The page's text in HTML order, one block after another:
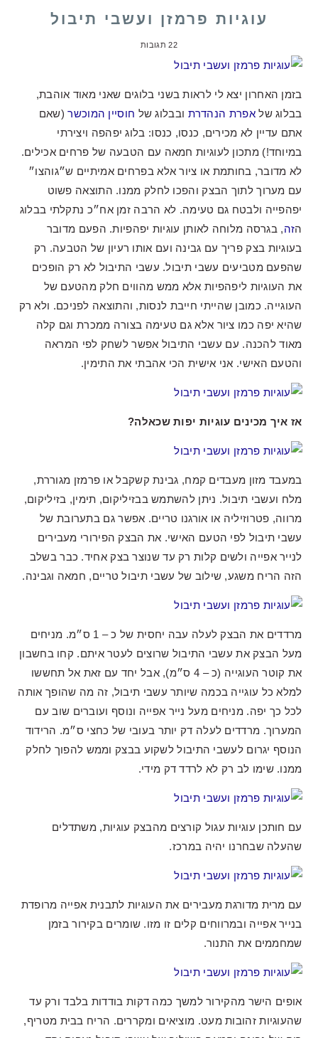
עוגיות פרמזן ועשבי תיבול
22 תגובות
בזמן האחרון יצא לי לראות בשני בלוגים שאני מאוד אוהבת,
בבלוג שלאפרת הנהדרת ובבלוג של חוסיין המוכשר(שאם
אתם עדיין לא מכירים, כנסו, כנסו: בלוג יפהפה ויצירתי
במיוחד!) מתכון לעוגיות חמאה עם הטבעה של פרחים אכילים.
לא מדובר, בחותמת או ציור אלא בפרחים אמיתיים ש״גוהצו״
עם מערוך לתוך הבצק והפכו לחלק ממנו. התוצאה פשוט
יפהפייה ולבטח גם טעימה. לא הרבה זמן אח״כ נתקלתי בבלוג
הזה, בגרסה מלוחה לאותן עוגיות יפהפיות. הפעם מדובר
בעוגיות בצק פריך עם גבינה ועם אותו רעיון של הטבעה. רק
שהפעם מטביעים עשבי תיבול. עשבי התיבול לא רק הופכים
את העוגיות ליפהפיות אלא ממש מהווים חלק מהטעם של
העוגייה. כמובן שהייתי חייבת לנסות, והתוצאה לפניכם. ולא רק
שהיא יפה כמו ציור אלא גם טעימה בצורה ממכרת וגם קלה
מאוד להכנה. עם עשבי התיבול אפשר לשחק לפי המראה
והטעם האישי. אני אישית הכי אהבתי את התימין.
אז איך מכינים עוגיות יפות שכאלה?
במעבד מזון מעבדים קמח, גבינת קשקבל או פרמזן מגוררת,
מלח ועשבי תיבול. ניתן להשתמש בבזיליקום, תימין, בזיליקום,
מרווה, פטרוזיליה או אורגנו טריים. אפשר גם בתערובת של
עשבי תיבול לפי הטעם האישי. את הבצק הפירורי מעבירים
לנייר אפייה ולשים קלות רק עד שנוצר בצק אחיד. כבר בשלב
הזה הריח משגע, שילוב של עשבי תיבול טריים, חמאה וגבינה.
מרדדים את הבצק לעלה עבה יחסית של כ – 1 ס״מ. מניחים
מעל הבצק את עשבי התיבול שרוצים לעטר איתם. קחו בחשבון
את קוטר העוגייה (כ – 4 ס״מ), אבל יחד עם זאת אל תחששו
למלא כל עוגייה בכמה שיותר עשבי תיבול, זה מה שהופך אותה
לכל כך יפה. מניחים מעל נייר אפייה ונוסף ועוברים שוב עם
המערוך. מרדדים לעלה דק יותר בעובי של כחצי ס״מ. הרידוד
הנוסף יגרום לעשבי התיבול לשקוע בבצק וממש להפוך לחלק
ממנו. שימו לב רק לא לרדד דק מידי.
עם חותכן עוגיות עגול קורצים מהבצק עוגיות, משתדלים
שהעלה שבחרנו יהיה במרכז.
עם מרית מדורגת מעבירים את העוגיות לתבנית אפייה מרופדת
בנייר אפייה ובמרווחים קלים זו מזו. שומרים בקירור בזמן
שמחממים את התנור.
אופים הישר מהקירור למשך כמה דקות בודדות בלבד ורק עד
שהעוגיות זהובות מעט. מוציאים ומקררים. הריח בבית מטריף,